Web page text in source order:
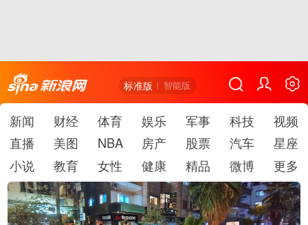
标准版 智能版
新闻 财经 体育 娱乐 军事 科技
视频
直播
美图 NBA 房产 股票 汽车
星座
小说
教育 女性 健康 精品 微博 更多